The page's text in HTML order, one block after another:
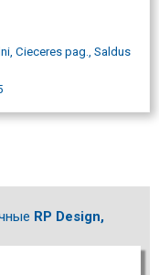
Cieceres pag., Saldus
RP Design,